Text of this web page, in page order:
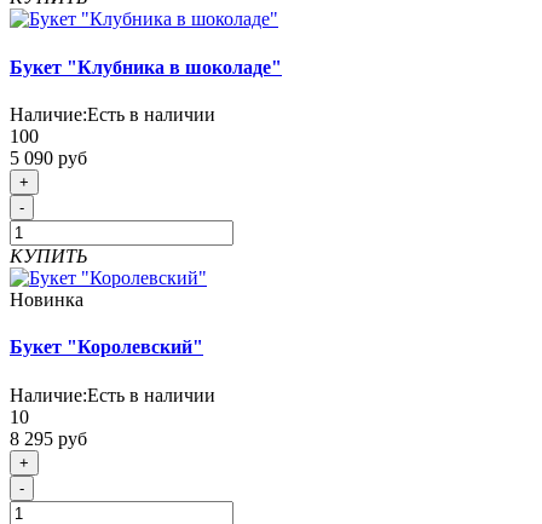
Букет "Клубника в шоколаде"
Наличие:Есть в наличии
100
5 090 руб
+
-
КУПИТЬ
Новинка
Букет "Королевский"
Наличие:Есть в наличии
10
8 295 руб
+
-